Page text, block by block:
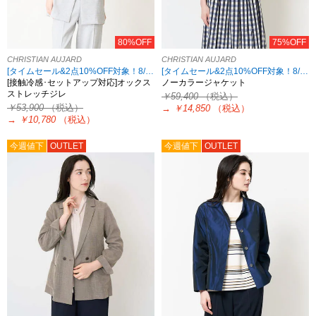
80%OFF
CHRISTIAN AUJARD
[タイムセール&2点10%OFF対象！8/17 8:59まで アウトレット限定]
[接触冷感･セットアップ対応]オックス
ストレッチジレ
￥53,900（税込）
→
￥10,780 （税込）
75%OFF
CHRISTIAN AUJARD
[タイムセール&2点10%OFF対象！8/17 8:59まで アウトレット限定]
ノーカラージャケット
￥59,400（税込）
→
￥14,850 （税込）
今週値下 OUTLET 今週値下 OUTLET